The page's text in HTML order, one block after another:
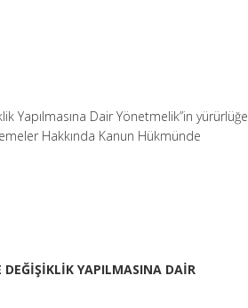
Yapılmasına Dair Yönetmelik”in yürürlüğe
Hakkında Kanun Hükmünde
DEĞİŞİKLİK YAPILMASINA DAİR